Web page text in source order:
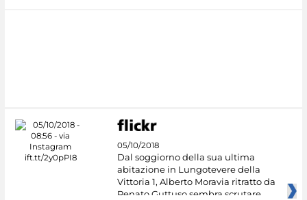
05/10/2018
Dal soggiorno della sua ultima
abitazione in Lungotevere della
Vittoria 1, Alberto Moravia ritratto da
Renato Guttuso sembra scrutare